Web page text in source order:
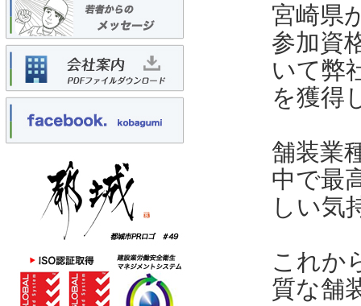
宮崎県
参加資
いて弊
を獲得
舗装業
中で最
しい気
これか
質な舗